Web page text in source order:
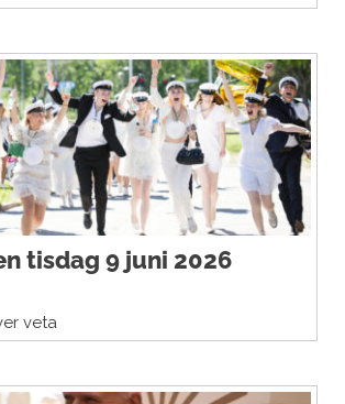
tisdag 9 juni 2026
veta